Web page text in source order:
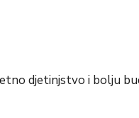
djetinjstvo i bolju